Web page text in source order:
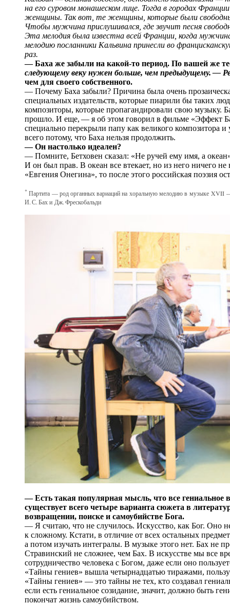
на его суровом монашеском лице. Тогда в городах
женщины. Так вот, те женщины, которые были
Чтобы мужчина прислушивался, где звучит песня
Эта мелодия была известна всей Франции, когда
мелодию посланники Кальвина принесли во
раз.
— Баха же забыли на какой-то период. По вашей же
следующему веку нужен больше, чем предыдущему. —
чем для своего собственного.
— Почему Баха забыли? Причина была очень
специальных издательств, которые пиарили бы таких
композиторы, которые пропагандировали свою музыку.
прошло. И еще, — я об этом говорил в фильме «Эффект
специально перекрыли папу как великого композитора
всего потому, что Баха нельзя продолжить.
— Он настолько идеален?
— Помните, Бетховен сказал: «Не ручей ему имя, а
И он был прав. В океан все втекает, но из него ничего
«Евгения Онегина», то после этого российская поэзия
* Партита — род органных вариаций на хоральную мелодию в музыке XVII
И. С. Бах и Дж. Фрескобальди
— Есть такая популярная мысль, что все гениальное
существует всего четыре варианта сюжета в
возвращении, поиске и самоубийстве Бога.
— Я считаю, что не случилось. Искусство, как Бог. Оно
к сложному. Кстати, в отличие от всех остальных
а потом изучать интегралы. В музыке этого нет. Бах не
Стравинский не сложнее, чем Бах. В искусстве мы все
сотрудничество человека с Богом, даже если оно
«Тайны гениев» вышла четырнадцатью тиражами,
«Тайны гениев» — это тайны не тех, кто создавал
если есть гениальное созидание, значит, должно быть
покончат жизнь самоубийством.